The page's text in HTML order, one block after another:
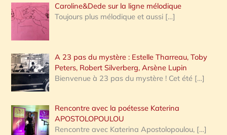
Caroline&Dede sur la ligne mélodique
Toujours plus mélodique et aussi […]
A 23 pas du mystère : Estelle Tharreau, Toby
Peters, Robert Silverberg, Arsène Lupin
Bienvenue à 23 pas du mystère ! Cet été […]
Rencontre avec la poétesse Katerina
APOSTOLOPOULOU
Rencontre avec Katerina Apostolopoulou, […]